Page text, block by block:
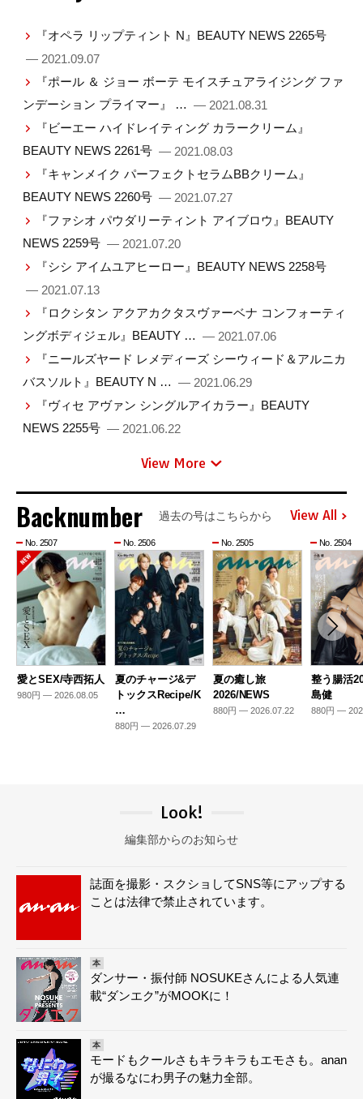
『オペラ リップティント N』BEAUTY NEWS 2265号
— 2021.09.07
『ポール ＆ ジョー ボーテ モイスチュアライジング ファ
ンデーション プライマー』 … — 2021.08.31
『ビーエー ハイドレイティング カラークリーム』
BEAUTY NEWS 2261号 — 2021.08.03
『キャンメイク パーフェクトセラムBBクリーム』
BEAUTY NEWS 2260号 — 2021.07.27
『ファシオ パウダリーティント アイブロウ』BEAUTY
NEWS 2259号 — 2021.07.20
『シシ アイムユアヒーロー』BEAUTY NEWS 2258号
— 2021.07.13
『ロクシタン アクアカクタスヴァーベナ コンフォーティ
ングボディジェル』BEAUTY … — 2021.07.06
『ニールズヤード レメディーズ シーウィード＆アルニカ
バスソルト』BEAUTY N … — 2021.06.29
『ヴィセ アヴァン シングルアイカラー』BEAUTY
NEWS 2255号 — 2021.06.22
View More
Backnumber 過去の号はこちらから View All
No. 2507
愛とSEX/寺西拓人
980円 — 2026.08.05
No. 2506
夏のチャージ&デ
トックスRecipe/K
…
880円 — 2026.07.29
No. 2505
夏の癒し旅
2026/NEWS
880円 — 2026.07.22
No. 2504
整う腸活
島健
880円 —
Look!
編集部からのお知らせ
誌面を撮影・スクショしてSNS等にアップする
ことは法律で禁止されています。
本
ダンサー・振付師 NOSUKEさんによる人気連
載“ダンエク”がMOOKに！
本
モードもクールさもキラキラもエモさも。anan
が撮るなにわ男子の魅力全部。